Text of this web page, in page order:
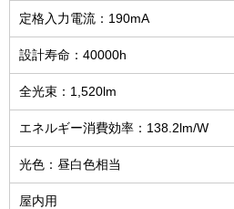
定格入力電流：190mA
設計寿命：40000h
全光束：1,520lm
エネルギー消費効率：138.2lm/W
光色：昼白色相当
屋内用